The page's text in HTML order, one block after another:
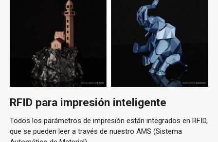
RFID para impresión inteligente
Todos los parámetros de impresión están integrados en RFID,
que se pueden leer a través de nuestro AMS (Sistema